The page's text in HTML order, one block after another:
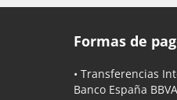
Formas de
• Transferencias
Banco España BBVA